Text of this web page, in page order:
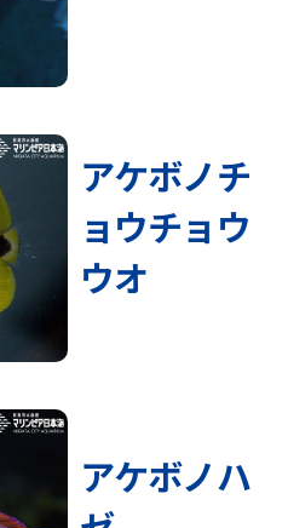
アケボノチ
ョウチョウ
ウオ
アケボノハ